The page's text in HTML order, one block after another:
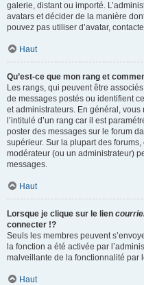
galerie, distant ou importé.
avatars et décider de la manière
pouvez pas utiliser d’avatar,
Haut
Qu’est-ce que mon rang et
Les rangs, qui peuvent être
de messages postés ou identifient
et administrateurs. En général,
l’intitulé d’un rang car il est
poster des messages sur le forum
supérieur. Sur la plupart des
modérateur (ou un administrateur)
messages.
Haut
Lorsque je clique sur le lien
connecter !?
Seuls les membres peuvent
la fonction a été activée par
malveillante de la fonctionnalité par
Haut